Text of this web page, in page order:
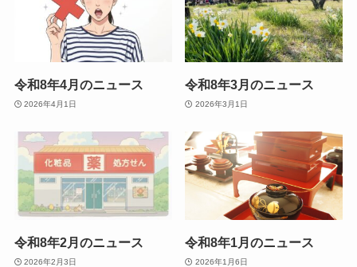
令和8年4月のニュース
2026年4月1日
令和8年3月のニュース
2026年3月1日
令和8年2月のニュース
2026年2月3日
令和8年1月のニュース
2026年1月6日